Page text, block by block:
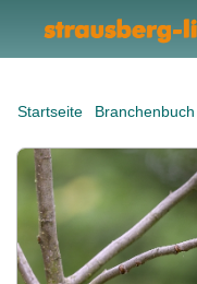
Startseite Branchenbuch